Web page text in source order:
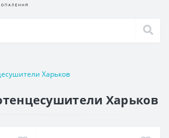
Харьков
Харьков